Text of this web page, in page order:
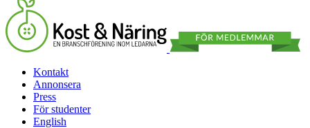
Kontakt
Annonsera
Press
För studenter
English